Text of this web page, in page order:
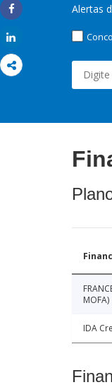
Share
Alertas
MOFA)
IDA